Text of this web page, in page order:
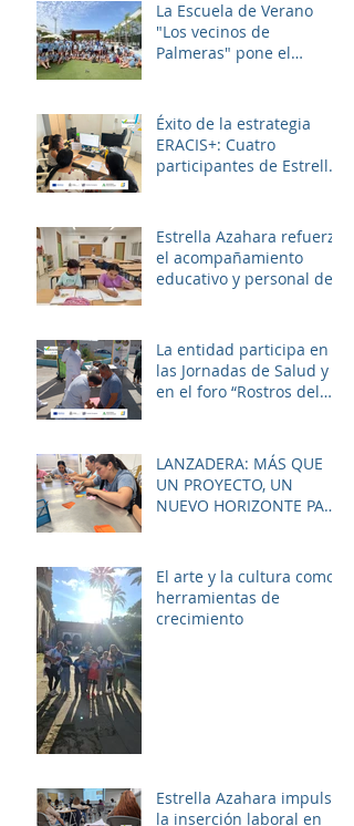
La Escuela de Verano
"Los vecinos de
Palmeras" pone el
convivencia y diversión.
Éxito de la estrategia
ERACIS+: Cuatro
participantes de Estrella
sociosanitario
Estrella Azahara refuerza
el acompañamiento
educativo y personal del
zona.
La entidad participa en
las Jornadas de Salud y
en el foro “Rostros del
para mejorar la
empleabilidad y el
bienestar de la zona.
LANZADERA: MÁS QUE
UN PROYECTO, UN
NUEVO HORIZONTE PARA
El arte y la cultura como
herramientas de
crecimiento
Estrella Azahara impulsa
la inserción laboral en